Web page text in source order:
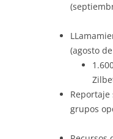
(agosto
grupos